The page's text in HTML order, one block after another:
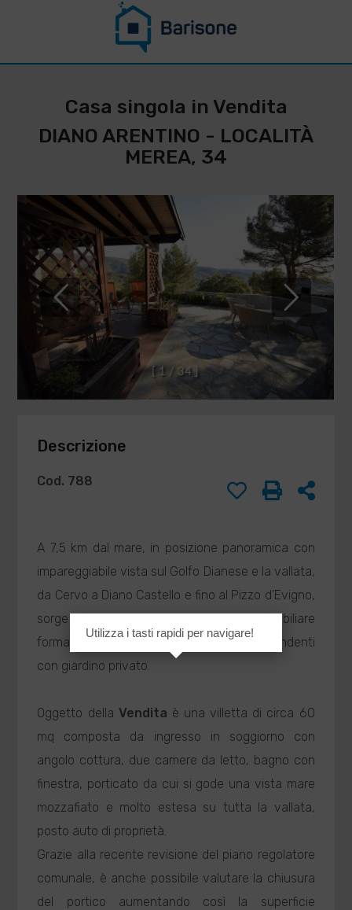
RESTARE
AGGIORNATO SU
QUESTO
IMMOBILE
IMMOBILIARE
BARISONE
BARISONE
*
Nome
Cognome
*
Telefono
*
Email
Compilando ed
modulo di
dell'informativa
privacy.
INVIA
Casa singola in Vendita
DIANO ARENTINO - LOCALITÀ
MEREA, 34
1 / 34 ]
Descrizione
Cod. 788
A 7,5 km dal mare, in posizione panoramica con
impareggiabile vista sul Golfo Dianese e la vallata,
da Cervo a Diano Castello e fino al Pizzo d'Evigno,
sorge il "Villaggio Merea", complesso immobiliare
formato da circa 80 villette tutte indipendenti
con giardino privato.
Oggetto della Vendita è una villetta di circa 60
mq composta da ingresso in soggiorno con
angolo cottura, due camere da letto, bagno con
finestra, porticato da cui si gode una vista mare
mozzafiato e molto estesa su tutta la vallata,
posto auto di proprietà.
Grazie alla recente revisione del piano regolatore
comunale, è anche possibile valutare la chiusura
del portico aumentando così la superficie
Utilizza i tasti rapidi per navigare!